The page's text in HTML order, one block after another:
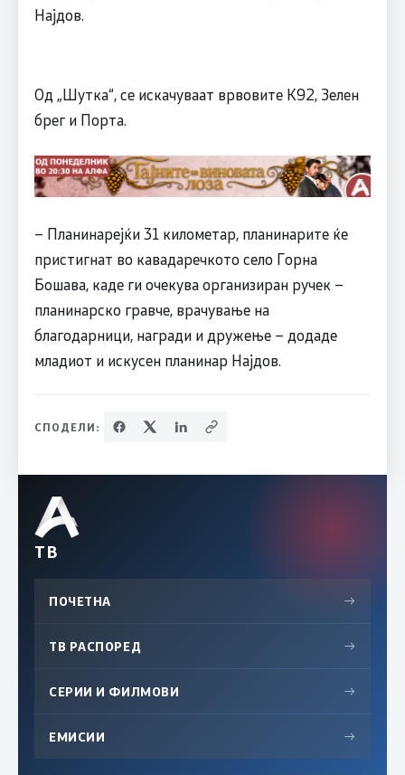
Најдов.
Од „Шутка“, се искачуваат врвовите К92, Зелен
брег и Порта.
– Планинарејќи 31 километар, планинарите ќе
пристигнат во кавадаречкото село Горна
Бошава, каде ги очекува организиран ручек –
планинарско гравче, врачување на
благодарници, награди и дружење – додаде
младиот и искусен планинар Најдов.
СПОДЕЛИ:
ТВ
ПОЧЕТНА →
ТВ РАСПОРЕД →
СЕРИИ И ФИЛМОВИ →
ЕМИСИИ →